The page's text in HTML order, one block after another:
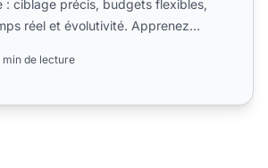
: ciblage précis, budgets flexibles,
réel et évolutivité. Apprenez
min de lecture